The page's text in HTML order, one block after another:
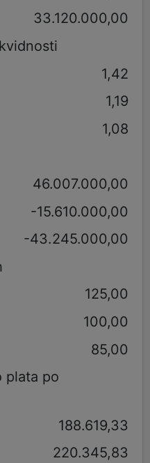
33.120.000,00
1,42
1,19
1,08
46.007.000,00
-15.610.000,00
-43.245.000,00
125,00
100,00
85,00
plata po
188.619,33
220.345,83